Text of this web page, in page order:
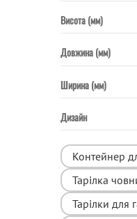
Висота (мм)
Довжина (мм)
Ширина (мм)
Дизайн
Контейнер
Тарілка
Тарілки для